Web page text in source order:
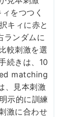
をつつく
キィに赤と
ンダムに
較刺激を選
続きは、10
matching
、見本刺激
示的に訓練
激に合わせ